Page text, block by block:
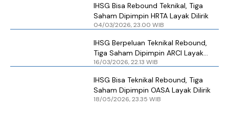
IHSG Bisa Rebound Teknikal, Tiga
Saham Dipimpin HRTA Layak Dilirik
04/03/2026, 23.00 WIB
IHSG Berpeluan Teknikal Rebound,
Tiga Saham Dipimpin ARCI Layak
Dilirik
16/03/2026, 22.13 WIB
IHSG Bisa Teknikal Rebound, Tiga
Saham Dipimpin OASA Layak Dilirik
18/05/2026, 23.35 WIB